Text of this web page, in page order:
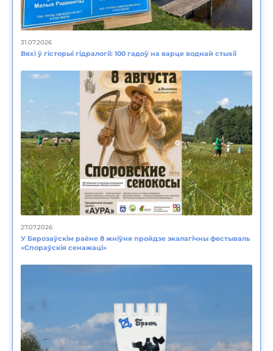
31.07.2026
Вяхі ў гісторыі гідралогіі: 100 гадоў на варце воднай стыхіі
27.07.2026
У Бярозаўскім раёне 8 жніўня пройдзе экалагічны фестываль
«Спораўскія сенажаці»